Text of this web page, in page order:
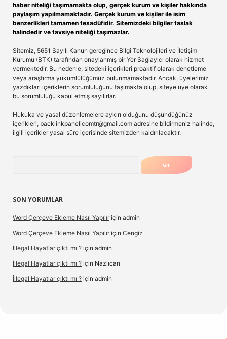
haber niteliği taşımamakta olup, gerçek kurum ve kişiler hakkında
paylaşım yapılmamaktadır. Gerçek kurum ve kişiler ile isim
benzerlikleri tamamen tesadüfidir. Sitemizdeki bilgiler taslak
halindedir ve tavsiye niteliği taşımazlar.
Sitemiz, 5651 Sayılı Kanun gereğince Bilgi Teknolojileri ve İletişim
Kurumu (BTK) tarafından onaylanmış bir Yer Sağlayıcı olarak hizmet
vermektedir. Bu nedenle, sitedeki içerikleri proaktif olarak denetleme
veya araştırma yükümlülüğümüz bulunmamaktadır. Ancak, üyelerimiz
yazdıkları içeriklerin sorumluluğunu taşımakta olup, siteye üye olarak
bu sorumluluğu kabul etmiş sayılırlar.
Hukuka ve yasal düzenlemelere aykırı olduğunu düşündüğünüz
içerikleri, backlinkpanelicomtr@gmail.com adresine bildirmeniz halinde,
ilgili içerikler yasal süre içerisinde sitemizden kaldırılacaktır.
SON YORUMLAR
Word Çerçeve Ekleme Nasıl Yapılır için admin
Word Çerçeve Ekleme Nasıl Yapılır için Cengiz
İllegal Hayatlar çıktı mı ? için admin
İllegal Hayatlar çıktı mı ? için Nazlıcan
İllegal Hayatlar çıktı mı ? için admin